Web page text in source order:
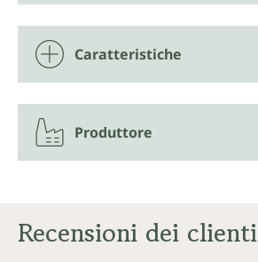
Caratteristiche
Produttore
Recensioni dei clienti